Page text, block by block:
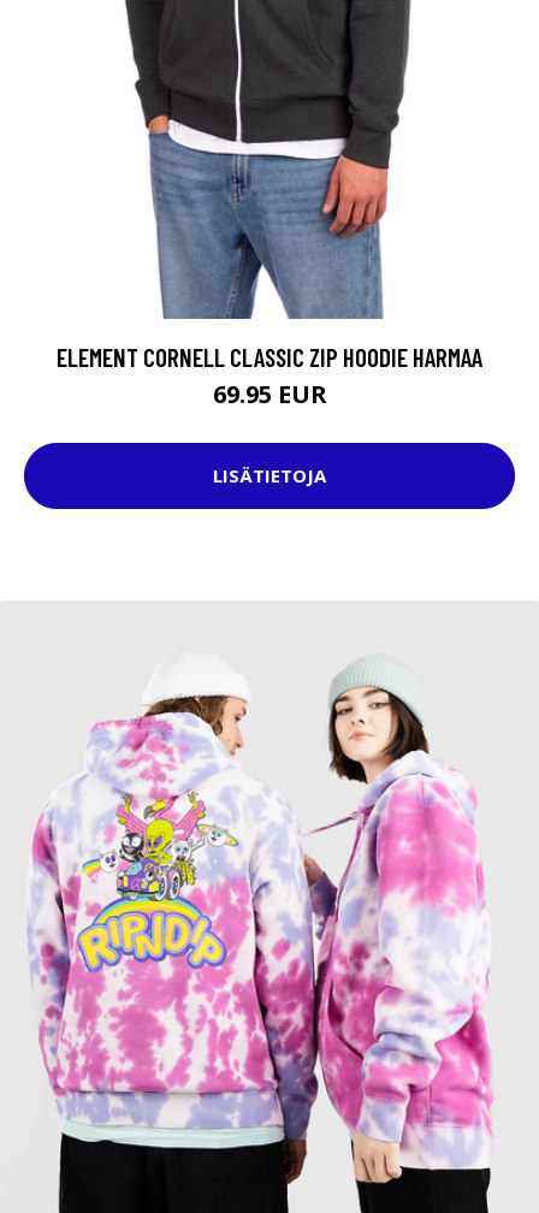
ELEMENT CORNELL CLASSIC ZIP HOODIE HARMAA
69.95 EUR
LISÄTIETOJA